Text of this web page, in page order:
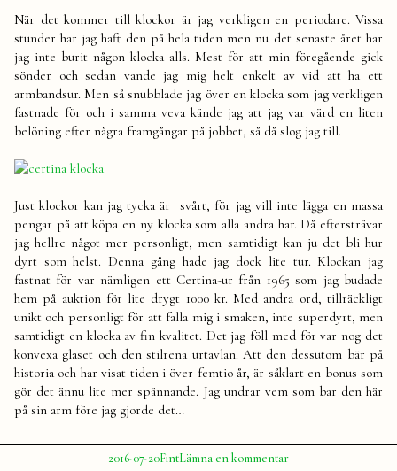
När det kommer till klockor är jag verkligen en periodare. Vissa
stunder har jag haft den på hela tiden men nu det senaste året har
jag inte burit någon klocka alls. Mest för att min föregående gick
sönder och sedan vande jag mig helt enkelt av vid att ha ett
armbandsur. Men så snubblade jag över en klocka som jag verkligen
fastnade för och i samma veva kände jag att jag var värd en liten
belöning efter några framgångar på jobbet, så då slog jag till.
Just klockor kan jag tycka är svårt, för jag vill inte lägga en massa
pengar på att köpa en ny klocka som alla andra har. Då eftersträvar
jag hellre något mer personligt, men samtidigt kan ju det bli hur
dyrt som helst. Denna gång hade jag dock lite tur. Klockan jag
fastnat för var nämligen ett Certina-ur från 1965 som jag budade
hem på auktion för lite drygt 1000 kr. Med andra ord, tillräckligt
unikt och personligt för att falla mig i smaken, inte superdyrt, men
samtidigt en klocka av fin kvalitet. Det jag föll med för var nog det
konvexa glaset och den stilrena urtavlan. Att den dessutom bär på
historia och har visat tiden i över femtio år, är såklart en bonus som
gör det ännu lite mer spännande. Jag undrar vem som bar den här
på sin arm före jag gjorde det…
Publicerat
2016-07-20Publicerat
FintEtiketter:
Lämna en kommentartill